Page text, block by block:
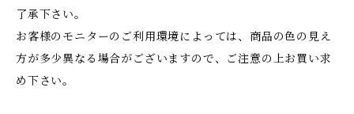
了承下さい。
お客様のモニターのご利用環境によっては、商品の色の見え
方が多少異なる場合がございますので、ご注意の上お買い求
め下さい。